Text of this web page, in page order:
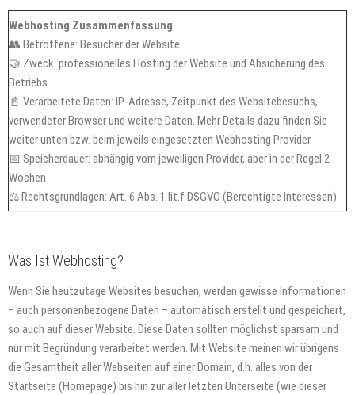
Webhosting Zusammenfassung
👥 Betroffene: Besucher der Website
🤝 Zweck: professionelles Hosting der Website und Absicherung des
Betriebs
📓 Verarbeitete Daten: IP-Adresse, Zeitpunkt des Websitebesuchs,
verwendeter Browser und weitere Daten. Mehr Details dazu finden Sie
weiter unten bzw. beim jeweils eingesetzten Webhosting Provider.
📅 Speicherdauer: abhängig vom jeweiligen Provider, aber in der Regel 2
Wochen
⚖️ Rechtsgrundlagen: Art. 6 Abs. 1 lit.f DSGVO (Berechtigte Interessen)
Was Ist Webhosting?
Wenn Sie heutzutage Websites besuchen, werden gewisse Informationen
– auch personenbezogene Daten – automatisch erstellt und gespeichert,
so auch auf dieser Website. Diese Daten sollten möglichst sparsam und
nur mit Begründung verarbeitet werden. Mit Website meinen wir übrigens
die Gesamtheit aller Webseiten auf einer Domain, d.h. alles von der
Startseite (Homepage) bis hin zur aller letzten Unterseite (wie dieser